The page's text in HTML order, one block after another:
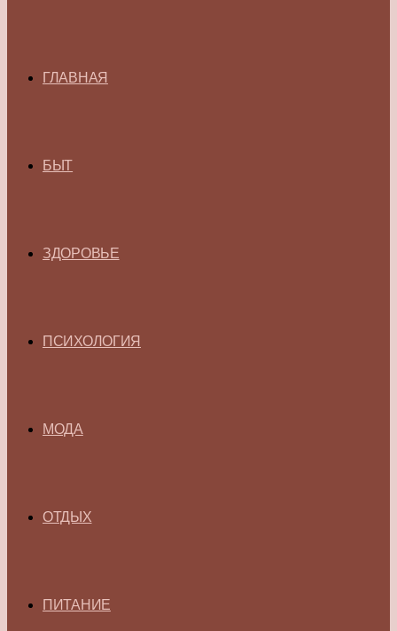
ГЛАВНАЯ
БЫТ
ЗДОРОВЬЕ
ПСИХОЛОГИЯ
МОДА
ОТДЫХ
ПИТАНИЕ